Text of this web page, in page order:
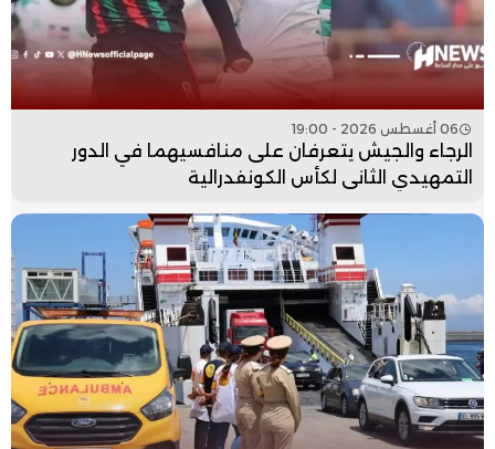
06 أغسطس 2026 - 19:00
الرجاء والجيش يتعرفان على منافسيهما في الدور
التمهيدي الثاني لكأس الكونفدرالية